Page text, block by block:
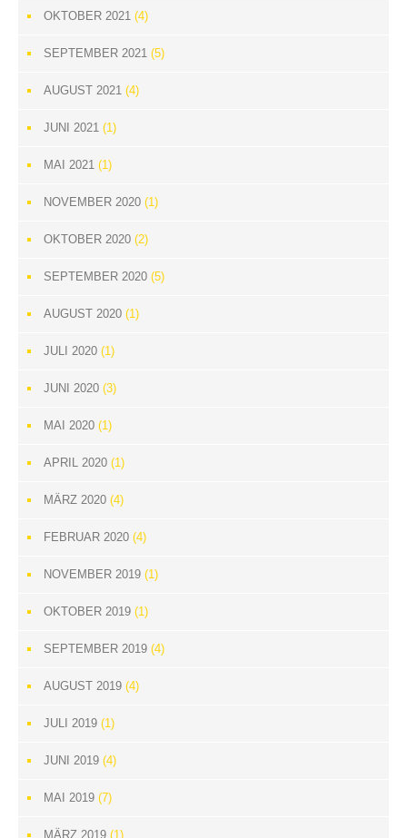
OKTOBER 2021 (4)
SEPTEMBER 2021 (5)
AUGUST 2021 (4)
JUNI 2021 (1)
MAI 2021 (1)
NOVEMBER 2020 (1)
OKTOBER 2020 (2)
SEPTEMBER 2020 (5)
AUGUST 2020 (1)
JULI 2020 (1)
JUNI 2020 (3)
MAI 2020 (1)
APRIL 2020 (1)
MÄRZ 2020 (4)
FEBRUAR 2020 (4)
NOVEMBER 2019 (1)
OKTOBER 2019 (1)
SEPTEMBER 2019 (4)
AUGUST 2019 (4)
JULI 2019 (1)
JUNI 2019 (4)
MAI 2019 (7)
MÄRZ 2019 (1)